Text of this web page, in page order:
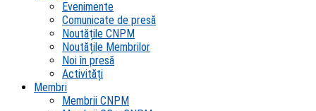
Evenimente
Comunicate de presă
Noutățile CNPM
Noutățile Membrilor
Noi în presă
Activități
Membri
Membrii CNPM